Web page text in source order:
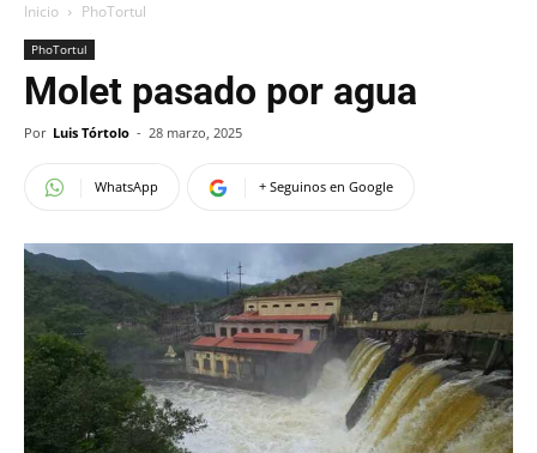
Inicio PhoTortul
PhoTortul
Molet pasado por agua
Por Luis Tórtolo - 28 marzo, 2025
WhatsApp + Seguinos en Google